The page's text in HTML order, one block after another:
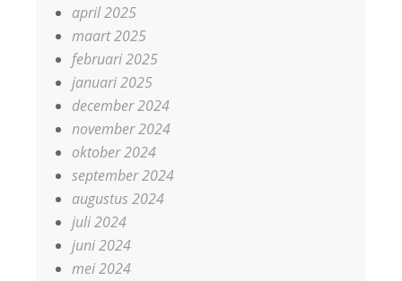
april 2025
maart 2025
februari 2025
januari 2025
december 2024
november 2024
oktober 2024
september 2024
augustus 2024
juli 2024
juni 2024
mei 2024